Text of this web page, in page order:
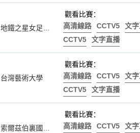
觀看比賽：
高清線路
CCTV5
文
CCTV5
文字直播
台灣藝術大學
觀看比賽：
高清線路
CCTV5
文
CCTV5
文字直播
觀看比賽：
高清線路
CCTV5
文